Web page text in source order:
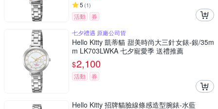
5 (1)
活動
券
七夕禮遇 原廠公司貨
Hello Kitty 凱蒂貓 甜美時尚大三針女錶-銀/35m
m LK703LWKA 七夕寵愛季 送禮推薦
$2,100
活動 券
Hello Kitty 招牌貓臉線條感造型腕錶-水藍